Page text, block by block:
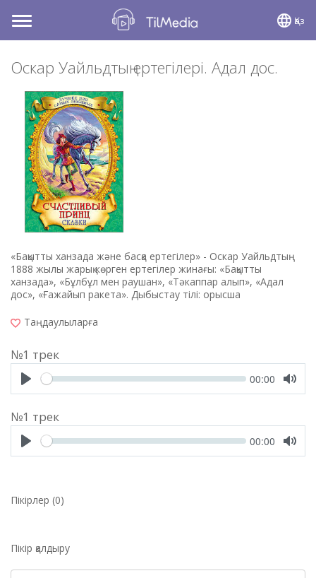
Toggle
navigation
Қаз
Оскар Уайльдтың ертегілері. Адал дос.
«Бақытты ханзада және басқа ертегілер» - Оскар Уайльдтың
1888 жылы жарық көрген ертегілер жинағы: «Бақытты
ханзада», «Бұлбұл мен раушан», «Тәкаппар алып», «Адал
дос», «Ғажайып ракета». Дыбыстау тілі: орысша
Таңдаулыларға
№1 трек
Seek Current
00:00
№1 трек
Seek Current
00:00
Пікірлер (0)
Пікір қалдыру